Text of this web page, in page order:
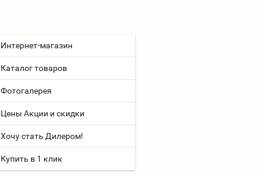
Интернет-магазин
Каталог товаров
Фотогалерея
Цены Акции и скидки
Хочу стать Дилером!
Купить в 1 клик